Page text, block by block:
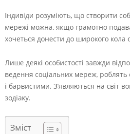
Індивіди розуміють, що створити
мережі можна, якщо грамотно
хочеться донести до широкого кола
Лише деякі особистості завжди
ведення соціальних мереж, роблять
і барвистими. З’являються на світ
зодіаку.
Зміст